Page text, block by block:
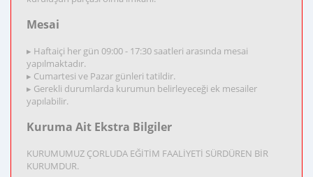
Mesai
▸ Haftaiçi her gün 09:00 - 17:30 saatleri arasında mesai
yapılmaktadır.
▸ Cumartesi ve Pazar günleri tatildir.
▸ Gerekli durumlarda kurumun belirleyeceği ek mesailer
yapılabilir.
Kuruma Ait Ekstra Bilgiler
KURUMUMUZ ÇORLUDA EĞİTİM FAALİYETİ SÜRDÜREN BİR
KURUMDUR.